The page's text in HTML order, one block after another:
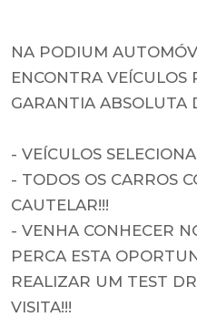
NA PODIUM
ENCONTRA VEÍCULOS
GARANTIA ABSOLUTA
- VEÍCULOS
- TODOS OS CARROS
CAUTELAR!!!
- VENHA CONHECER
PERCA ESTA
REALIZAR UM TEST
VISITA!!!